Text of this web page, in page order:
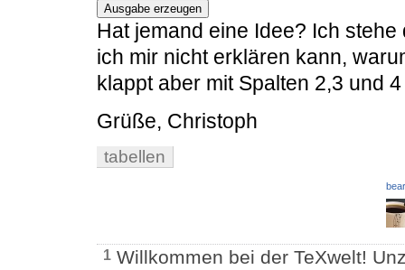
Ausgabe erzeugen
Hat jemand eine Idee? Ich
ich mir nicht erklären kann,
klappt aber mit Spalten 2,3 und
Grüße, Christoph
tabellen
1 Willkommen bei der TeXwelt!